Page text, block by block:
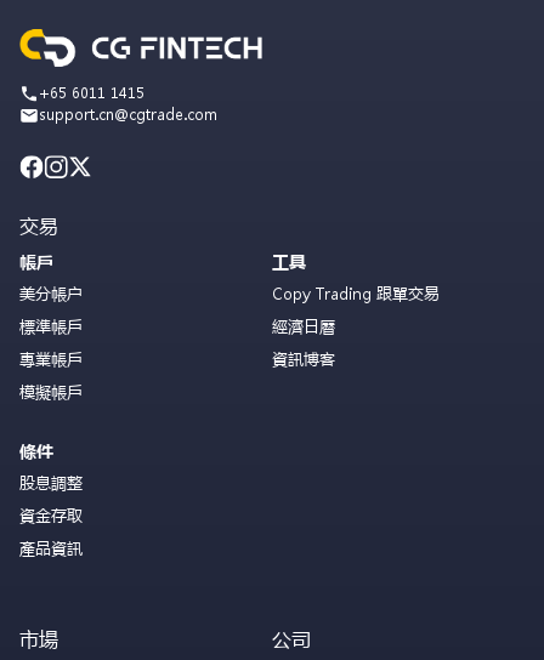
+65 6011 1415
support.cn@cgtrade.com
交易
帳戶
美分帳户
標準帳戶
專業帳戶
模擬帳戶
條件
股息調整
資金存取
產品資訊
工具
Copy Trading 跟單交易
經濟日曆
資訊博客
市場 公司